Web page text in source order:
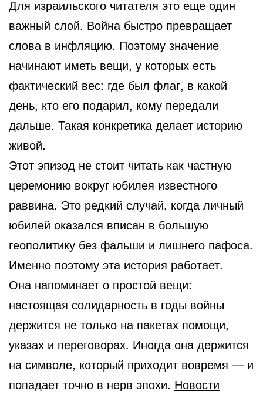
Для израильского читателя это еще один
важный слой. Война быстро превращает
слова в инфляцию. Поэтому значение
начинают иметь вещи, у которых есть
фактический вес: где был флаг, в какой
день, кто его подарил, кому передали
дальше. Такая конкретика делает историю
живой.
Этот эпизод не стоит читать как частную
церемонию вокруг юбилея известного
раввина. Это редкий случай, когда личный
юбилей оказался вписан в большую
геополитику без фальши и лишнего пафоса.
Именно поэтому эта история работает.
Она напоминает о простой вещи:
настоящая солидарность в годы войны
держится не только на пакетах помощи,
указах и переговорах. Иногда она держится
на символе, который приходит вовремя — и
попадает точно в нерв эпохи. Новости